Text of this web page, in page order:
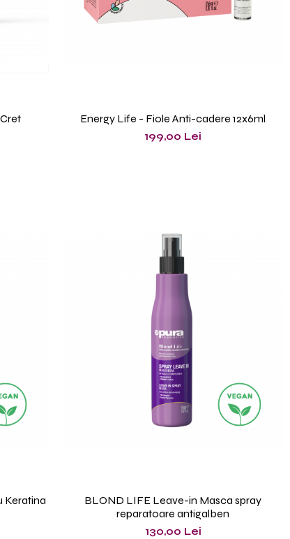
Energy Life - Fiole Anti-cadere 12x6ml
199,00 Lei
Keratina
BLOND LIFE Leave-in Masca spray
reparatoare antigalben
130,00 Lei